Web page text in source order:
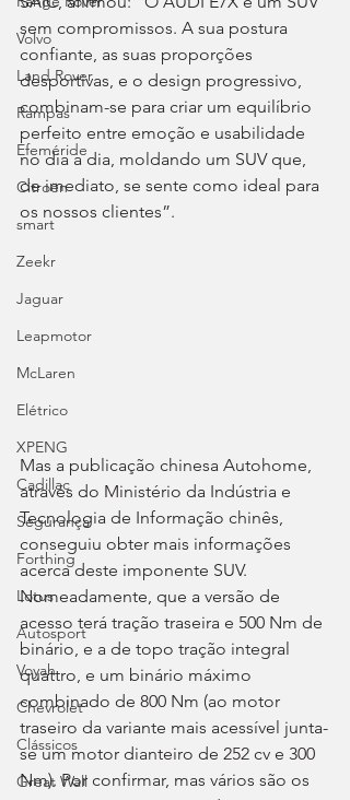
Volvo
Land Rover
Rampas
Efeméride
Citroën
smart
Zeekr
Jaguar
Leapmotor
McLaren
Elétrico
XPENG
Cadillac
Segurança
Forthing
Lotus
Autosport
Voyah
Chevrolet
Clássicos
Great Wall
sem compromissos. A sua postura
confiante, as suas proporções
desportivas, e o design progressivo,
combinam-se para criar um equilíbrio
perfeito entre emoção e usabilidade
no dia a dia, moldando um SUV que,
de imediato, se sente como ideal para
os nossos clientes”.
Mas a publicação chinesa Autohome,
através do Ministério da Indústria e
Tecnologia de Informação chinês,
conseguiu obter mais informações
acerca deste imponente SUV.
Nomeadamente, que a versão de
acesso terá tração traseira e 500 Nm de
binário, e a de topo tração integral
quattro, e um binário máximo
combinado de 800 Nm (ao motor
traseiro da variante mais acessível junta-
se um motor dianteiro de 252 cv e 300
Nm). Por confirmar, mas vários são os